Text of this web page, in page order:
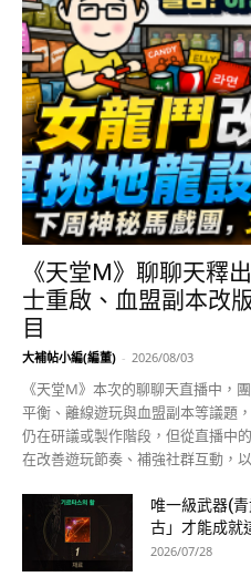
《天堂M》聊聊天釋
士重啟、血盟副本改
目
大補帖小編(編董) - 2026/08/03
《天堂M》本次的聊聊天直播中，
平衡、離線遊玩與血盟副本等議題
仍在研議或製作階段，但從直播中
在改善遊玩節奏、補強社群互動，
唯一級武器(
古」才能成就
2026/07/28